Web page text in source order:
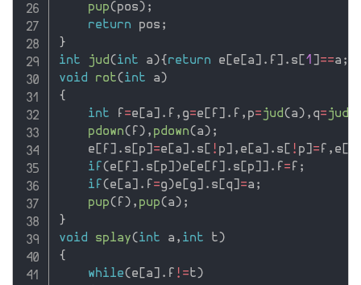
pup(pos) ;
return pos ;
}
int
jud(int a){return e [e [a] . f ] . s [1 ] ==a ;
void
rot(int a)
{
int f =e [a] . f , g=e [ f ] . f , p= jud(a) , q= jud
pdown( f ) , pdown(a) ;
    e
[ f ] . s [p] =e [a] . s [ ! p] , e [a] . s [ ! p] = f , e [
if (e [ f ] . s [p] )e [e [ f ] . s [p] ] . f = f ;
if (e [a] . f =g)e [g] . s [q] =a ;
pup( f ) , pup(a) ;
}
void
splay(int a , int t)
{
while(e [a] . f !=t)